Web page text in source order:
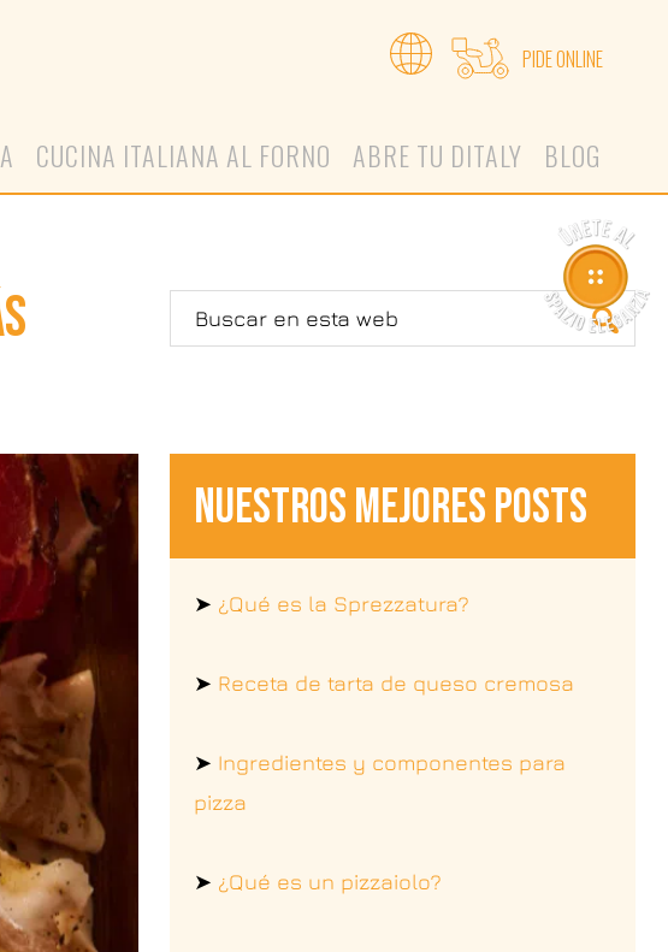
PIDE ONLINE
CUCINA ITALIANA AL FORNO ABRE TU DITALY BLOG
NUESTROS MEJORES POSTS
➤ ¿Qué es la Sprezzatura?
➤ Receta de tarta de queso cremosa
➤ Ingredientes y componentes para
pizza
➤ ¿Qué es un pizzaiolo?